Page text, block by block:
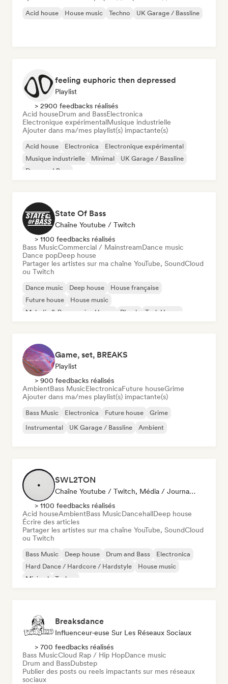
Acid house House music Techno UK Garage / Bassline
feeling euphoric then depressed
Playlist
> 2900 feedbacks réalisés
Acid houseDrum and BassElectronica
Electronique expérimentalMusique industrielle
Ajouter dans ma/mes playlist(s) impactante(s)
Acid house Electronica
Electronique expérimental
Musique industrielle
Minimal
UK Garage / Bassline
Drum and Bass
State Of Bass
Chaîne Youtube / Twitch
> 1100 feedbacks réalisés
Bass MusicCommercial / MainstreamDance music
Dance popDeep house
Partager les artistes sur ma chaîne YouTube, SoundCloud
ou Twitch
Dance music Deep house
House française
Future house
House music
Melodic & Progressive House
Phonk Tech House
Game, set, BREAKS
Playlist
> 900 feedbacks réalisés
AmbientBass MusicElectronicaFuture houseGrime
Ajouter dans ma/mes playlist(s) impactante(s)
Bass Music Electronica Future house
Grime
Instrumental
UK Garage / Bassline Ambient
SWL2TON
Chaîne Youtube / Twitch, Média / Journaliste
> 1100 feedbacks réalisés
Acid houseAmbientBass MusicDancehallDeep house
Écrire des articles
Partager les artistes sur ma chaîne YouTube, SoundCloud
ou Twitch
Bass Music Deep house Drum and Bass
Electronica
Hard Dance / Hardcore / Hardstyle
House music
Minimal
Techno
Breaksdance
Influenceur·euse Sur Les Réseaux Sociaux
> 700 feedbacks réalisés
Bass MusicCloud Rap / Hip HopDance music
Drum and BassDubstep
Publier des posts ou reels impactants sur mes réseaux
sociaux